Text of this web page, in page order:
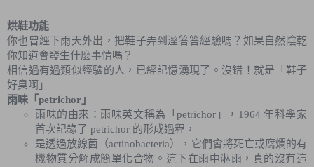
烘鞋功能
你也曾經下雨天外出，把鞋子弄到溼答答經驗嗎？如果自然陰乾
你知道會發生什麼事情嗎？
相信過有過類似經驗的人，已經記憶湧現了。沒錯！就是「鞋子
好臭啊」
雨味「petrichor」
雨味的由來：雨味英文稱為「petrichor」，1964 年科學家
首次記錄了 petrichor 的形成過程，
是透過放線菌（actinobacteria），它們會將死亡或腐爛的有
機物質分解成簡單化合物。 這下在雨中淋雨，真的沒有這